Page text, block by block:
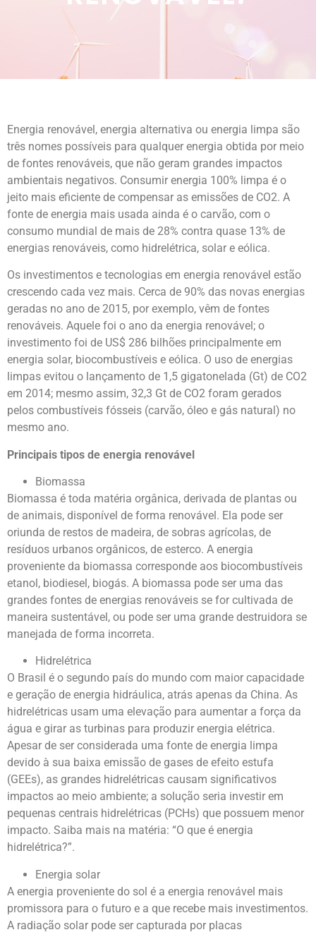
Energia renovável, energia alternativa ou energia limpa são
três nomes possíveis para qualquer energia obtida por meio
de fontes renováveis, que não geram grandes impactos
ambientais negativos. Consumir energia 100% limpa é o
jeito mais eficiente de compensar as emissões de CO2. A
fonte de energia mais usada ainda é o carvão, com o
consumo mundial de mais de 28% contra quase 13% de
energias renováveis, como hidrelétrica, solar e eólica.
Os investimentos e tecnologias em energia renovável estão
crescendo cada vez mais. Cerca de 90% das novas energias
geradas no ano de 2015, por exemplo, vêm de fontes
renováveis. Aquele foi o ano da energia renovável; o
investimento foi de US$ 286 bilhões principalmente em
energia solar, biocombustíveis e eólica. O uso de energias
limpas evitou o lançamento de 1,5 gigatonelada (Gt) de CO2
em 2014; mesmo assim, 32,3 Gt de CO2 foram gerados
pelos combustíveis fósseis (carvão, óleo e gás natural) no
mesmo ano.
Principais tipos de energia renovável
Biomassa
Biomassa é toda matéria orgânica, derivada de plantas ou
de animais, disponível de forma renovável. Ela pode ser
oriunda de restos de madeira, de sobras agrícolas, de
resíduos urbanos orgânicos, de esterco. A energia
proveniente da biomassa corresponde aos biocombustíveis
etanol, biodiesel, biogás. A biomassa pode ser uma das
grandes fontes de energias renováveis se for cultivada de
maneira sustentável, ou pode ser uma grande destruidora se
manejada de forma incorreta.
Hidrelétrica
O Brasil é o segundo país do mundo com maior capacidade
e geração de energia hidráulica, atrás apenas da China. As
hidrelétricas usam uma elevação para aumentar a força da
água e girar as turbinas para produzir energia elétrica.
Apesar de ser considerada uma fonte de energia limpa
devido à sua baixa emissão de gases de efeito estufa
(GEEs), as grandes hidrelétricas causam significativos
impactos ao meio ambiente; a solução seria investir em
pequenas centrais hidrelétricas (PCHs) que possuem menor
impacto. Saiba mais na matéria: “O que é energia
hidrelétrica?”.
Energia solar
A energia proveniente do sol é a energia renovável mais
promissora para o futuro e a que recebe mais investimentos.
A radiação solar pode ser capturada por placas